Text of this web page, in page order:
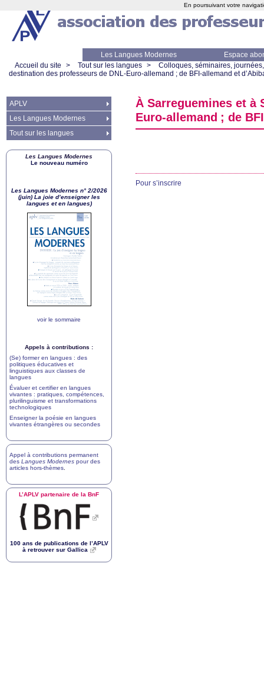
Les Langues Modernes
Espace
Accueil du site
> Tout sur les langues >
Colloques, séminaires,
destination des professeurs de DNL-Euro-allemand ; de BFI -allemand et
À Sarreguemines et
Euro-allemand ; de BFI
Pour s’inscrire
APLV
Les Langues Modernes
Tout sur les langues
Les Langues Modernes
Le nouveau numéro
Les Langues Modernes n° 2/2026
(juin) La joie d’enseigner les
langues et en langues)
voir le sommaire
Appels à contributions :
(Se) former en langues : des
politiques éducatives et
linguistiques aux classes de
langues
Évaluer et certifier en langues
vivantes : pratiques, compétences,
plurilinguisme et transformations
technologiques
Enseigner la poésie en langues
vivantes étrangères ou secondes
Appel à contributions permanent
des Langues Modernes pour des
articles hors-thèmes
L’APLV partenaire de la BnF
100 ans de publications de l’APLV
à retrouver sur Gallica
En poursuivant votre